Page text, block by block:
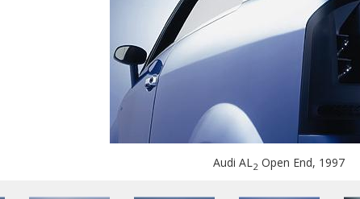
Audi AL 2 Open End, 1997